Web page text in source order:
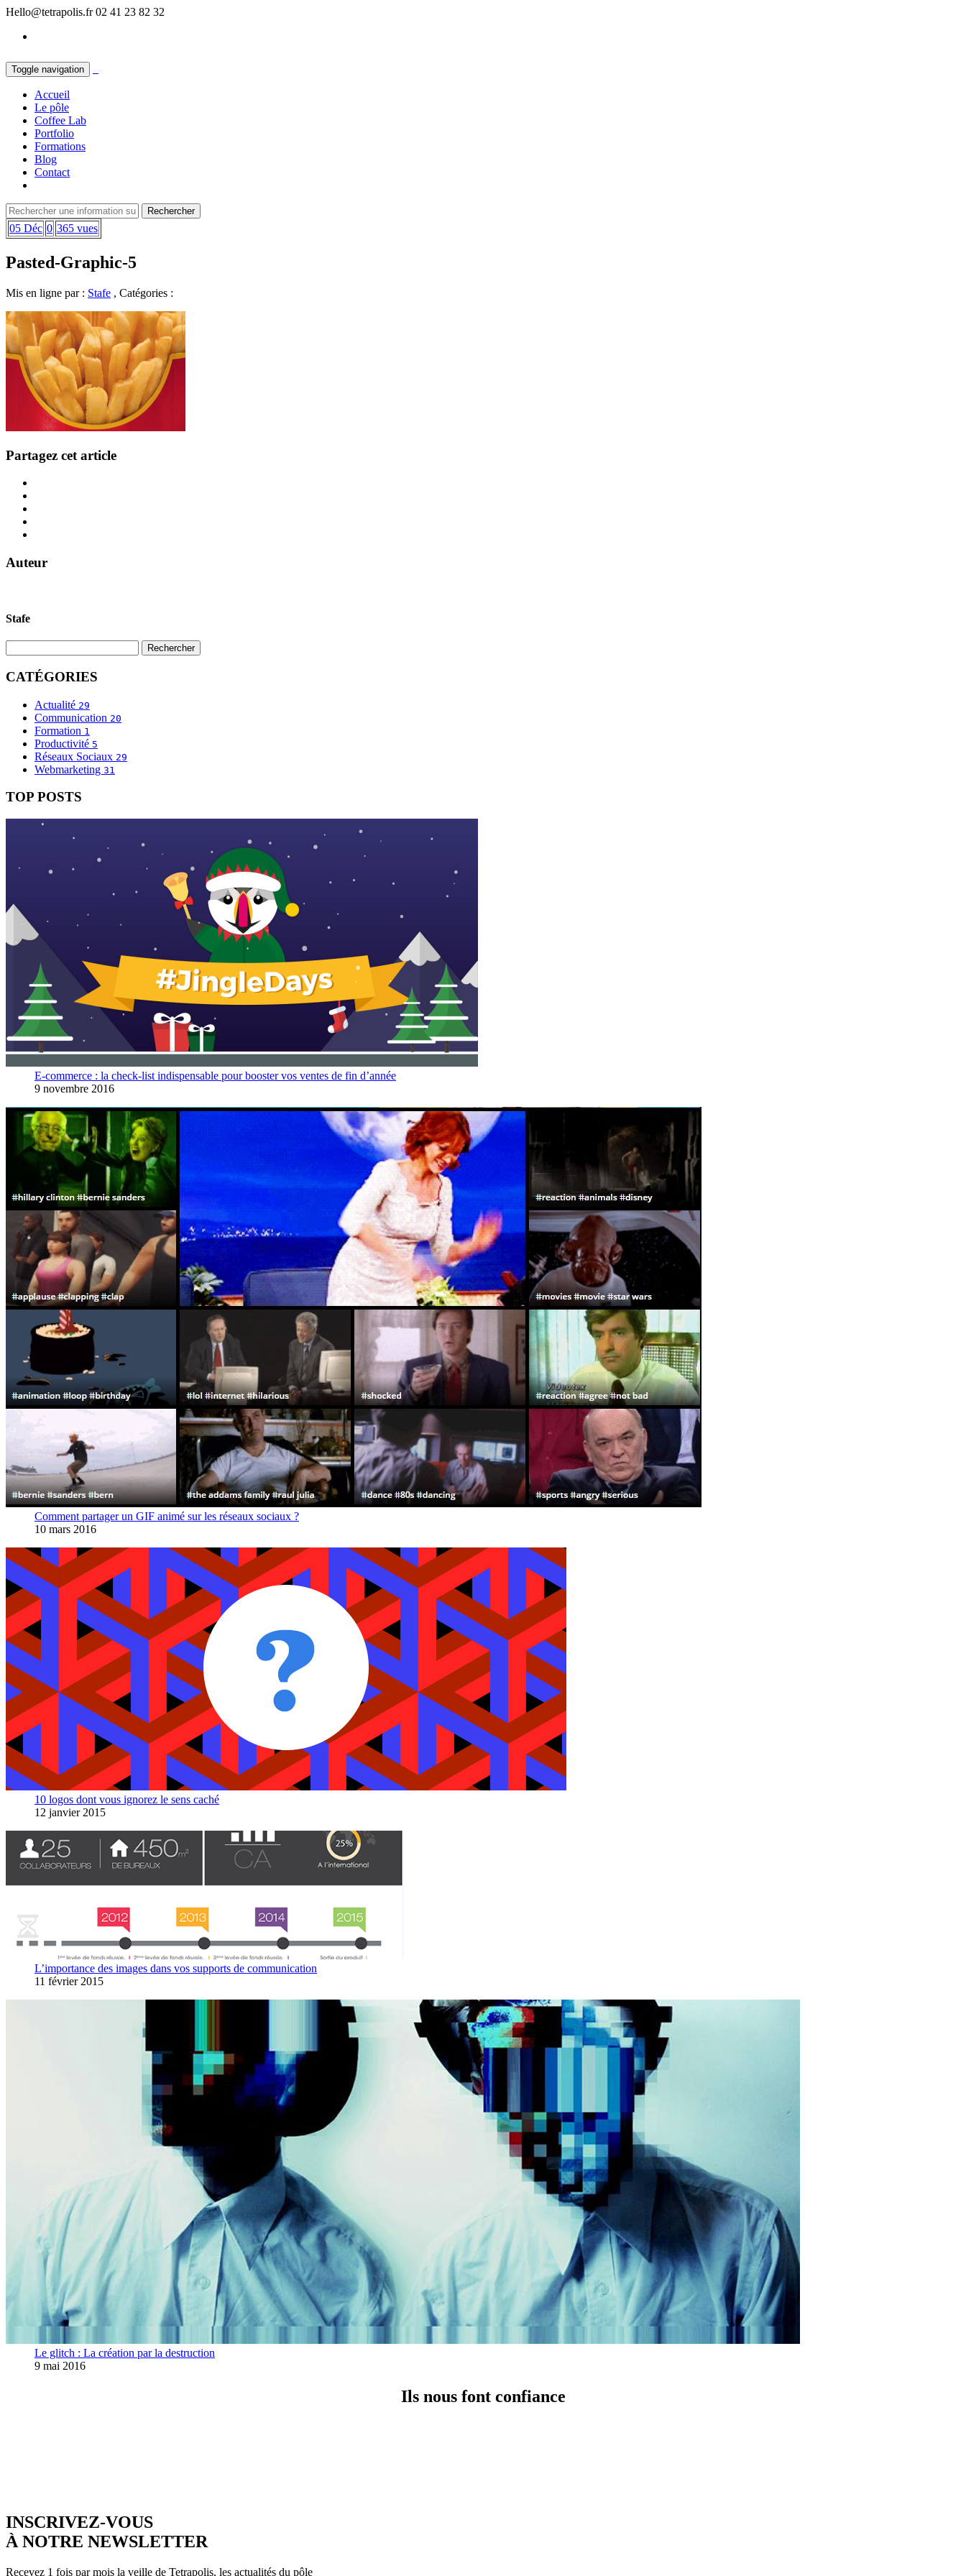
Hello@tetrapolis.fr 02 41 23 82 32
Toggle navigation
Accueil
Le pôle
Coffee Lab
Portfolio
Formations
Blog
Contact
05 Déc 0 365 vues
Pasted-Graphic-5
Mis en ligne par : Stafe , Catégories :
Partagez cet article
Auteur
Stafe
CATÉGORIES
Actualité 29
Communication 20
Formation 1
Productivité 5
Réseaux Sociaux 29
Webmarketing 31
TOP POSTS
E-commerce : la check-list indispensable pour booster vos ventes de fin d’année
9 novembre 2016
Comment partager un GIF animé sur les réseaux sociaux ?
10 mars 2016
10 logos dont vous ignorez le sens caché
12 janvier 2015
L’importance des images dans vos supports de communication
11 février 2015
Le glitch : La création par la destruction
9 mai 2016
Ils nous font confiance
INSCRIVEZ-VOUS
À NOTRE NEWSLETTER
Recevez 1 fois par mois la veille de Tetrapolis, les actualités du pôle